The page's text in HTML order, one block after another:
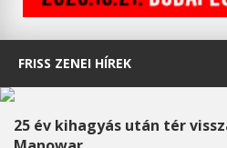
FRISS ZENEI HÍREK
25 év kihagyás után tér